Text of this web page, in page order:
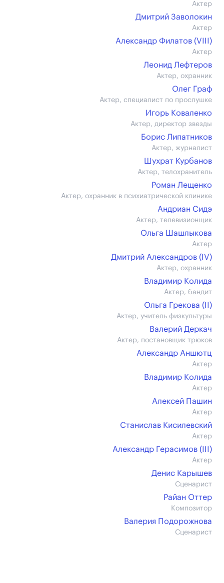
Актер
Дмитрий Заволокин
Актер
Александр Филатов (VIII)
Актер
Леонид Лефтеров
Актер, охранник
Олег Граф
Актер, специалист по прослушке
Игорь Коваленко
Актер, директор звезды
Борис Липатников
Актер, журналист
Шухрат Курбанов
Актер, телохранитель
Роман Лещенко
Актер, охранник в психиатрической клинике
Андриан Сидэ
Актер, телевизионщик
Ольга Шашлыкова
Актер
Дмитрий Александров (IV)
Актер, охранник
Владимир Колида
Актер, бандит
Ольга Грекова (II)
Актер, учитель физкультуры
Валерий Деркач
Актер, постановщик трюков
Александр Аншютц
Актер
Владимир Колида
Актер
Алексей Пашин
Актер
Станислав Кисилевский
Актер
Александр Герасимов (III)
Актер
Денис Карышев
Сценарист
Райан Оттер
Композитор
Валерия Подорожнова
Сценарист